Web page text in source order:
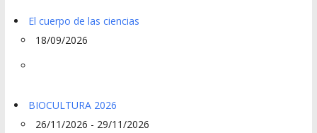
El cuerpo de las ciencias
18/09/2026
BIOCULTURA 2026
26/11/2026 - 29/11/2026